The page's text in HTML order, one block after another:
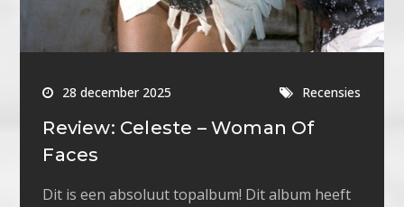
28 december 2025 Recensies
Review: Celeste – Woman Of
Faces
Dit is een absoluut topalbum! Dit album heeft